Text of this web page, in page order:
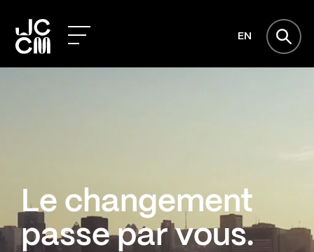
EN
Le changement
passe par vous.